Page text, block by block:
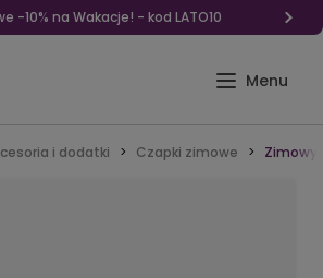
-10% na Wakacje! - kod LATO10
i dodatki Czapki zimowe Zimowy